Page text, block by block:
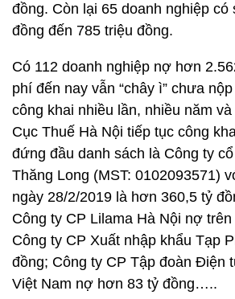
đồng. Còn lại 65 doanh nghiệp
đồng đến 785 triệu đồng.
Có 112 doanh nghiệp nợ hơn
phí đến nay vẫn “chây ì” chưa
công khai nhiều lần, nhiều năm
Cục Thuế Hà Nội tiếp tục công
đứng đầu danh sách là Công ty
Thăng Long (MST: 0102093571)
ngày 28/2/2019 là hơn 360,5 tỷ
Công ty CP Lilama Hà Nội nợ trên
Công ty CP Xuất nhập khẩu Tạp
đồng; Công ty CP Tập đoàn Điện
Việt Nam nợ hơn 83 tỷ đồng…..